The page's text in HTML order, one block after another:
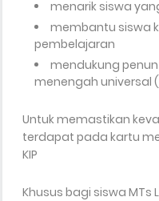
menarik siswa
membantu siswa
pembelajaran
mendukung
menengah universal
Untuk memastikan
terdapat pada kartu
KIP
Khusus bagi siswa